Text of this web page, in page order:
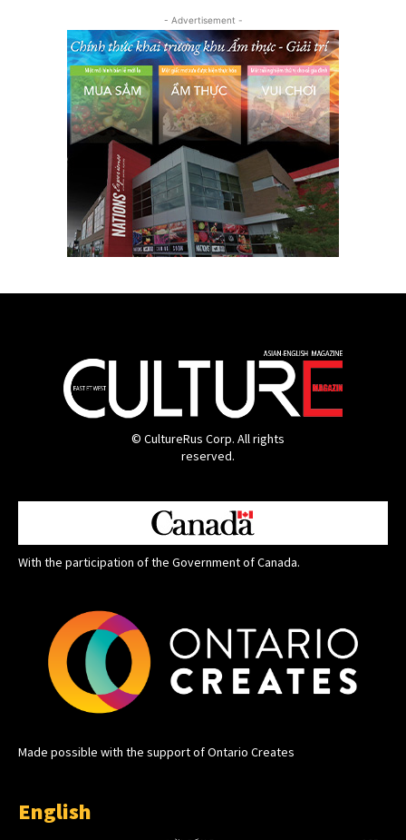
- Advertisement -
© CultureRus Corp. All rights
reserved.
With the participation of the Government of Canada.
Made possible with the support of Ontario Creates
English